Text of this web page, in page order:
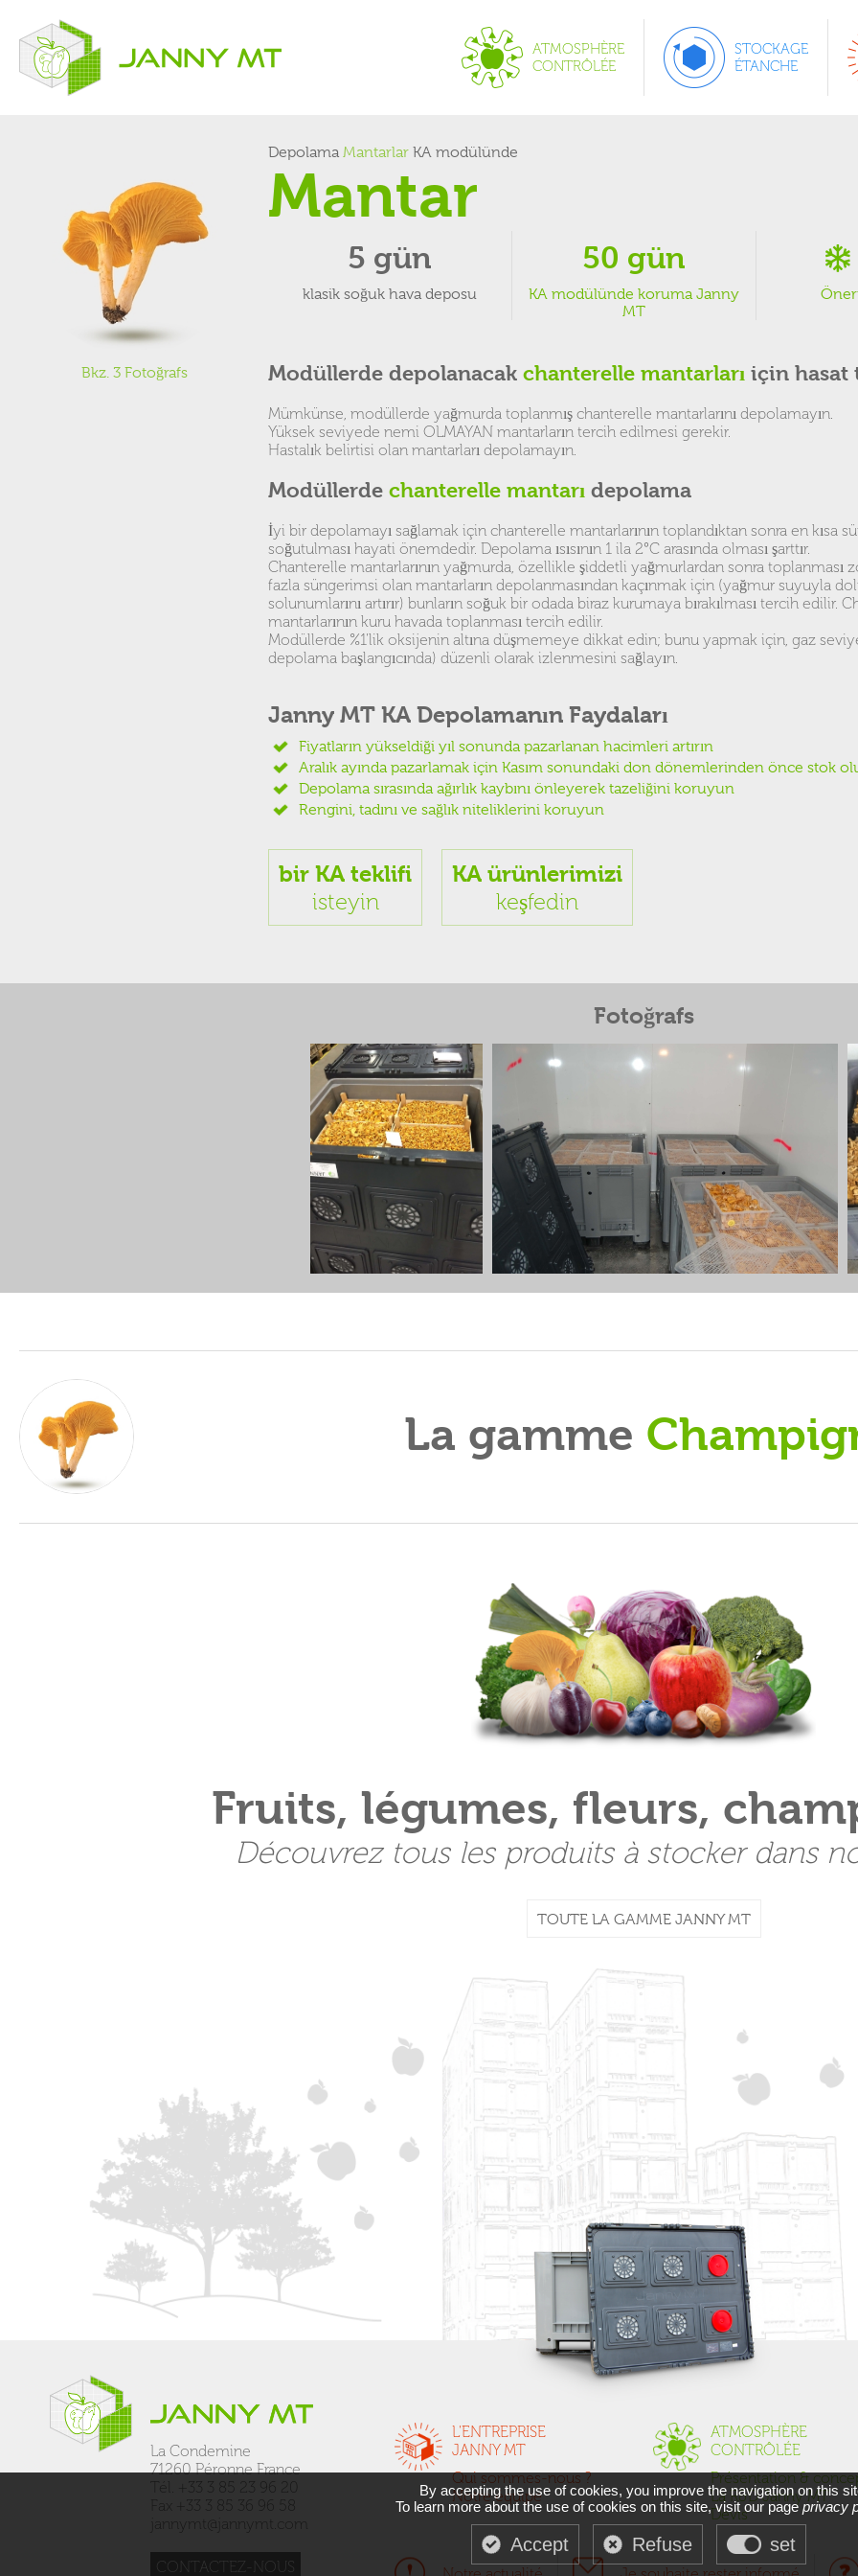
ATMOSPHÈRE
CONTRÔLÉE
STOCKAGE
ÉTANCHE
Bkz. 3 Fotoğrafs
Depolama Mantarlar KA modülünde
Mantar
5 gün
klasik soğuk hava deposu
50 gün
KA modülünde koruma Janny
MT
Modüllerde depolanacak chanterelle mantarları için hasat
Mümkünse, modüllerde yağmurda toplanmış chanterelle mantarlarını depolamayın.
Yüksek seviyede nemi OLMAYAN mantarların tercih edilmesi gerekir.
Hastalık belirtisi olan mantarları depolamayın.
Modüllerde chanterelle mantarı depolama
İyi bir depolamayı sağlamak için chanterelle mantarlarının toplandıktan sonra en kısa
soğutulması hayati önemdedir. Depolama ısısının 1 ila 2°C arasında olması şarttır.
Chanterelle mantarlarının yağmurda, özellikle şiddetli yağmurlardan sonra toplanması
fazla süngerimsi olan mantarların depolanmasından kaçınmak için (yağmur suyuyla
solunumlarını artırır) bunların soğuk bir odada biraz kurumaya bırakılması tercih edilir.
mantarlarının kuru havada toplanması tercih edilir.
Modüllerde %1'lik oksijenin altına düşmemeye dikkat edin; bunu yapmak için, gaz
depolama başlangıcında) düzenli olarak izlenmesini sağlayın.
Janny MT KA Depolamanın Faydaları
Fiyatların yükseldiği yıl sonunda pazarlanan hacimleri artırın
Aralık ayında pazarlamak için Kasım sonundaki don dönemlerinden önce stok
Depolama sırasında ağırlık kaybını önleyerek tazeliğini koruyun
Rengini, tadını ve sağlık niteliklerini koruyun
bir KA teklifi
isteyin
KA ürünlerimizi
keşfedin
Fotoğrafs
La gamme
Fruits, légumes, fleurs,
Découvrez tous les produits à stocker dans
TOUTE LA GAMME JANNY MT
La Condemine
71260 Péronne France
Tél. +33 3 85 23 96 20
Fax +33 3 85 36 96 58
jannymt@jannymt.com
CONTACTEZ-NOUS
L'ENTREPRISE
JANNY MT
Qui sommes-nous ?
Notre équipe
ATMOSPHÈRE
CONTRÔLÉE
Présentation &
La R&D Janny MT
Devis
By accepting the use of cookies, you improve the navigation on this
To learn more about the use of cookies on this site, visit our pageprivacy
Accept Refuse set